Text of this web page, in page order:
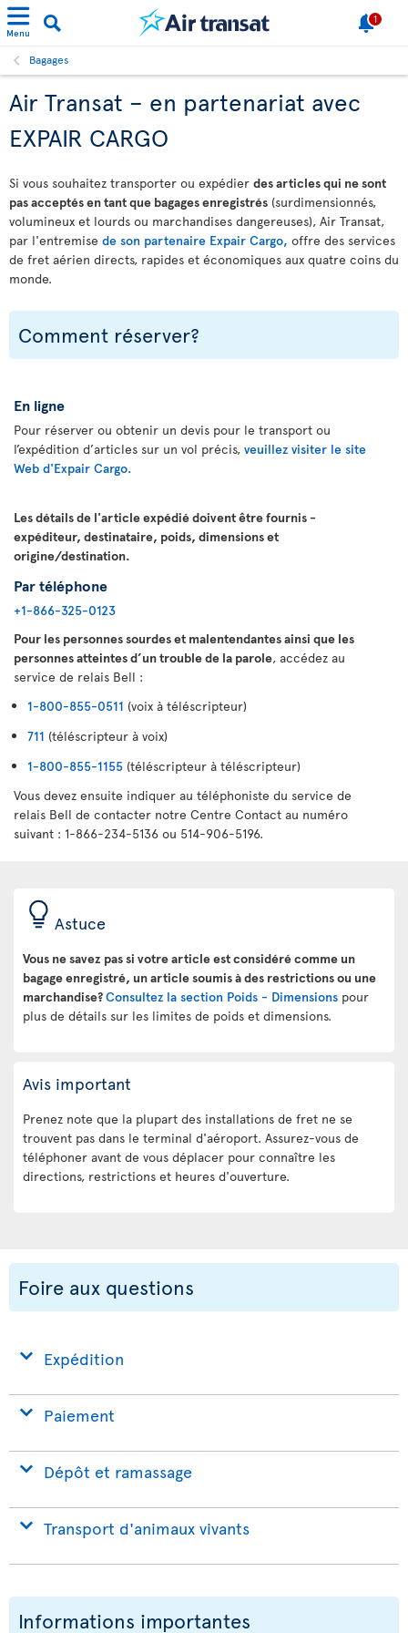
Menu
1
Bagages
Air Transat – en partenariat avec
EXPAIR CARGO
Si vous souhaitez transporter ou expédier des articles qui ne sont
pas acceptés en tant que bagages enregistrés (surdimensionnés,
volumineux et lourds ou marchandises dangereuses), Air Transat,
par l'entremise de son partenaire Expair Cargo, offre des services
de fret aérien directs, rapides et économiques aux quatre coins du
monde.
Comment réserver?
En ligne
Pour réserver ou obtenir un devis pour le transport ou
l’expédition d’articles sur un vol précis, veuillez visiter le site
Web d'Expair Cargo.
Les détails de l'article expédié doivent être fournis -
expéditeur, destinataire, poids, dimensions et
origine/destination.
Par téléphone
+1-866-325-0123
Pour les personnes sourdes et malentendantes ainsi que les
personnes atteintes d’un trouble de la parole, accédez au
service de relais Bell :
1-800-855-0511 (voix à téléscripteur)
711 (téléscripteur à voix)
1-800-855-1155 (téléscripteur à téléscripteur)
Vous devez ensuite indiquer au téléphoniste du service de
relais Bell de contacter notre Centre Contact au numéro
suivant : 1-866-234-5136 ou 514-906-5196.
Astuce
Vous ne savez pas si votre article est considéré comme un
bagage enregistré, un article soumis à des restrictions ou une
marchandise?Consultez la section Poids - Dimensions pour
plus de détails sur les limites de poids et dimensions.
Avis important
Prenez note que la plupart des installations de fret ne se
trouvent pas dans le terminal d'aéroport. Assurez-vous de
téléphoner avant de vous déplacer pour connaître les
directions, restrictions et heures d'ouverture.
Foire aux questions
Expédition
Paiement
Dépôt et ramassage
Transport d'animaux vivants
Informations importantes